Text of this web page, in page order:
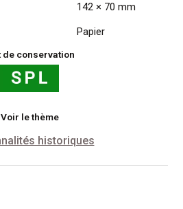
142 × 70 mm
Papier
de conservation
Voir le thème
historiques